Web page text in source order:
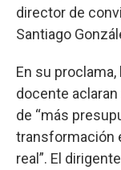
director de
Santiago
En su
docente
de “más
transformación
real”. El